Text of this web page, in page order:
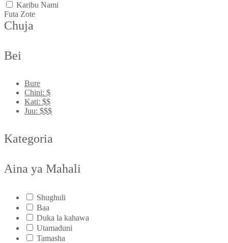
Karibu Nami
Futa Zote
Chuja
Bei
Bure
Chini: $
Kati: $$
Juu: $$$
Kategoria
Aina ya Mahali
Shughuli
Baa
Duka la kahawa
Utamaduni
Tamasha